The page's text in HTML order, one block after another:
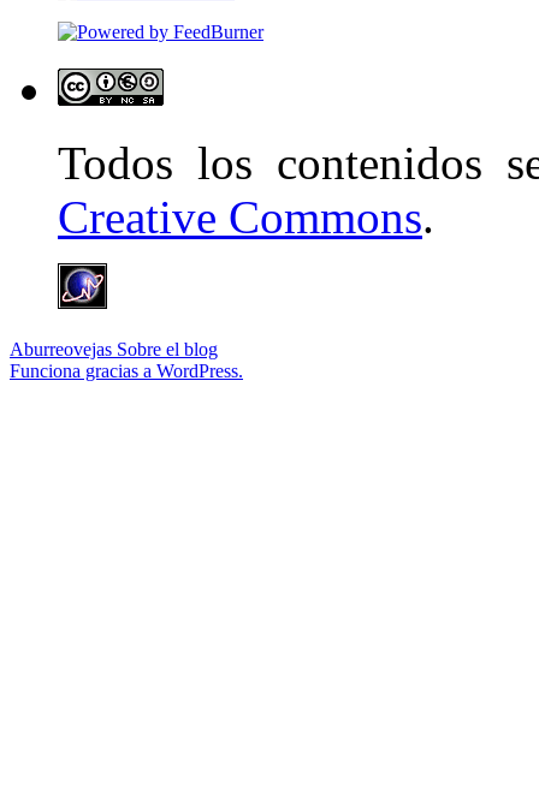
Todos los contenidos
Creative Commons.
Aburreovejas Sobre el blog
Funciona gracias a WordPress.